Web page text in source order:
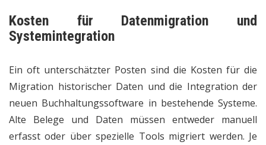
Kosten für Datenmigration und
Systemintegration
Ein oft unterschätzter Posten sind die Kosten für die
Migration historischer Daten und die Integration der
neuen Buchhaltungssoftware in bestehende Systeme.
Alte Belege und Daten müssen entweder manuell
erfasst oder über spezielle Tools migriert werden. Je